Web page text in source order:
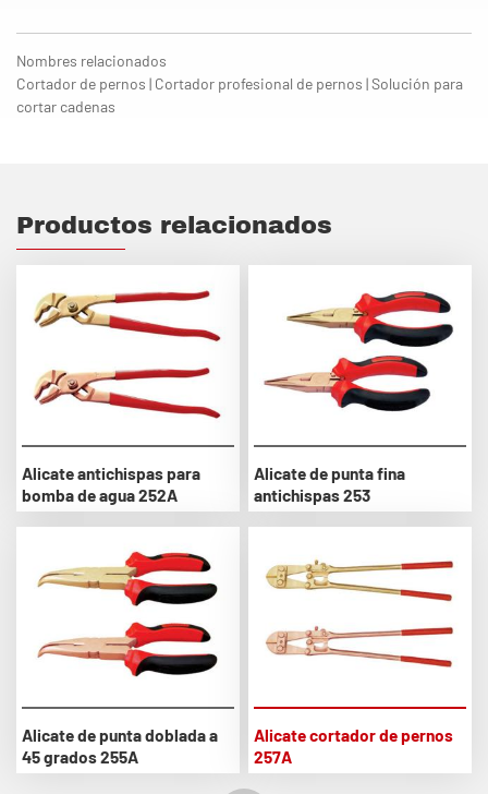
Nombres relacionados
Cortador de pernos | Cortador profesional de pernos | Solución para
cortar cadenas
Productos relacionados
Alicate antichispas para
bomba de agua 252A
Alicate de punta fina
antichispas 253
Alicate de punta doblada a
45 grados 255A
Alicate cortador de pernos
257A